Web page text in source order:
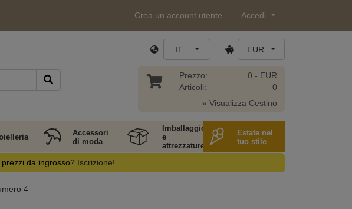
Crea un account utente Accedi
IT EUR
Prezzo:
Articoli:
0,- EUR
0
» Visualizza Cestino
Accessori
di moda
Imballaggio
e
attrezzature
Estate nel
tuo stile
da ingrosso? Iscrizione!
4